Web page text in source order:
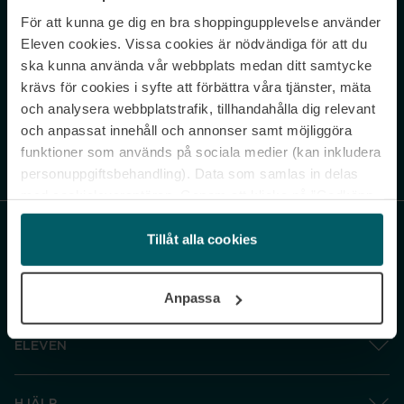
För att kunna ge dig en bra shoppingupplevelse använder
Eleven cookies. Vissa cookies är nödvändiga för att du
ska kunna använda vår webbplats medan ditt samtycke
krävs för cookies i syfte att förbättra våra tjänster, mäta
och analysera webbplatstrafik, tillhandahålla dig relevant
och anpassat innehåll och annonser samt möjliggöra
funktioner som används på sociala medier (kan inkludera
personuppgiftsbehandling). Data som samlas in delas
och gå vidare” accepterar du samtliga cookies medan du
under ”Inställningar” kan anpassa användningen av
cookies. Du kan återkalla ditt samtycke när som helst.
Tillåt alla cookies
Anpassa
Never miss a beat.
Sign up to our newsletter.
Genom att prenumerera accepterar du vår Integritetspolicy. Avprenumerera
ELEVEN